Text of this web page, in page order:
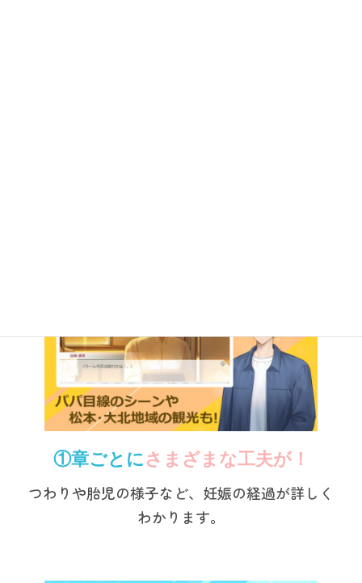
①章ごとに さまざまな工夫が！
つわりや胎児の様子など、妊娠の経過が詳しく
わかります。